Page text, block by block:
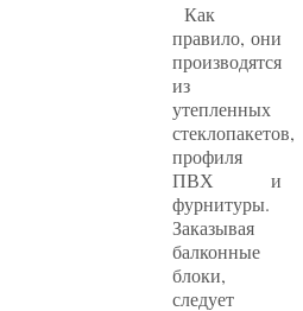
Как
правило, они
производятся
из
утепленных
стеклопакетов,
профиля
ПВХ и
фурнитуры.
Заказывая
балконные
блоки,
следует